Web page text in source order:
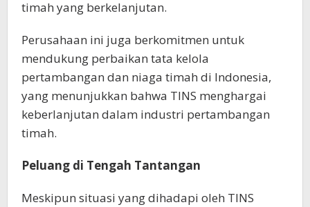
timah yang berkelanjutan.
Perusahaan ini juga berkomitmen untuk
mendukung perbaikan tata kelola
pertambangan dan niaga timah di Indonesia,
yang menunjukkan bahwa TINS menghargai
keberlanjutan dalam industri pertambangan
timah.
Peluang di Tengah Tantangan
Meskipun situasi yang dihadapi oleh TINS